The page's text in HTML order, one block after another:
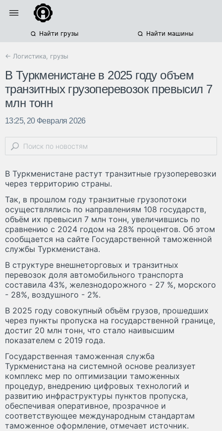
Найти грузы Найти машины
← Логистика, грузы
В Туркменистане в 2025 году объем
транзитных грузоперевозок превысил 7
млн тонн
13:25, 20 Февраля 2026
В Туркменистане растут транзитные грузоперевозки
через территорию страны.
Так, в прошлом году транзитные грузопотоки
осуществлялись по направлениям 108 государств,
объём их превысил 7 млн тонн, увеличившись по
сравнению с 2024 годом на 28% процентов. Об этом
сообщается на сайте Государственной таможенной
службы Туркменистана.
В структуре внешнеторговых и транзитных
перевозок доля автомобильного транспорта
составила 43%, железнодорожного - 27 %, морского
- 28%, воздушного - 2%.
В 2025 году совокупный объём грузов, прошедших
через пункты пропуска на государственной границе,
достиг 20 млн тонн, что стало наивысшим
показателем с 2019 года.
Государственная таможенная служба
Туркменистана на системной основе реализует
комплекс мер по оптимизации таможенных
процедур, внедрению цифровых технологий и
развитию инфраструктуры пунктов пропуска,
обеспечивая оперативное, прозрачное и
соответствующее международным стандартам
таможенное оформление, отмечает источник.